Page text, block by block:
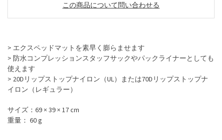
この商品について問い合わせる
> エクスペッドマットを素早く膨らませます
> 防水コンプレッションスタッフサックやパックライナーとしても
使えます
> 20Dリップストップナイロン（UL）または70Dリップストップナ
イロン（レギュラー）
サイズ：69 × 39 × 17 cm
重量： 60 g